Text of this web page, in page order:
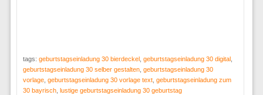
tags: geburtstagseinladung 30 bierdeckel, geburtstagseinladung 30 digital,
geburtstagseinladung 30 selber gestalten, geburtstagseinladung 30
vorlage, geburtstagseinladung 30 vorlage text, geburtstagseinladung zum
30 bayrisch, lustige geburtstagseinladung 30 geburtstag